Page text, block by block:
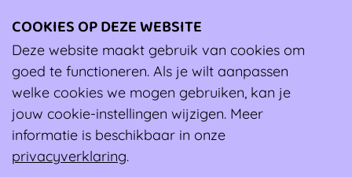
Wiki Adviezen voor jouw kleedkamerbeleid
Adviezen voor jouw kleedkamerbeleid
Adviezen voor jouw kleedkamerbeleid
COOKIES OP DEZE WEBSITE
Deze website maakt gebruik van cookies om
goed te functioneren. Als je wilt aanpassen
welke cookies we mogen gebruiken, kan je
jouw cookie-instellingen wijzigen. Meer
informatie is beschikbaar in onze
privacyverklaring.